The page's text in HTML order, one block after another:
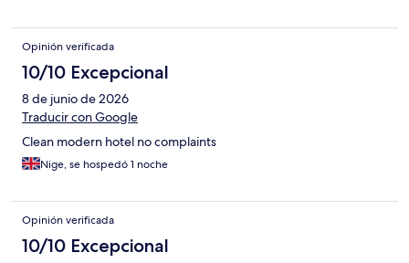
Opinión verificada
10/10 Excepcional
8 de junio de 2026
Traducir con Google
Clean modern hotel no complaints
Nige, se hospedó 1 noche
Opinión verificada
10/10 Excepcional